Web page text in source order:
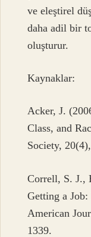
ve eleştirel
daha adil bir
oluşturur.
Kaynaklar:
Acker, J.
Class, and
Society,
Correll, S. J.,
Getting a
American
1339.